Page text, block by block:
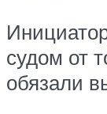
судом от
обязали